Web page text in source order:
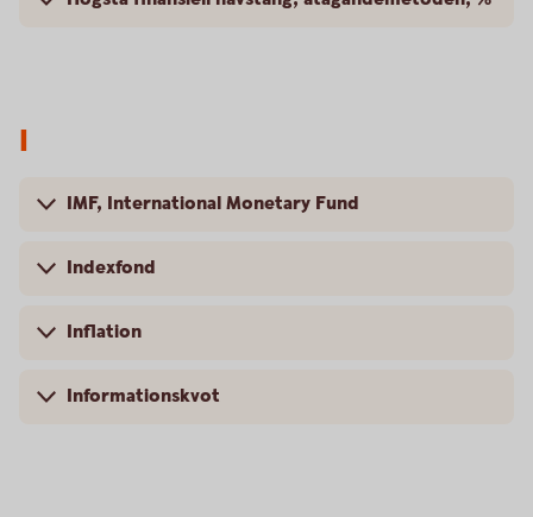
I
IMF, International Monetary Fund
Indexfond
Inflation
Informationskvot